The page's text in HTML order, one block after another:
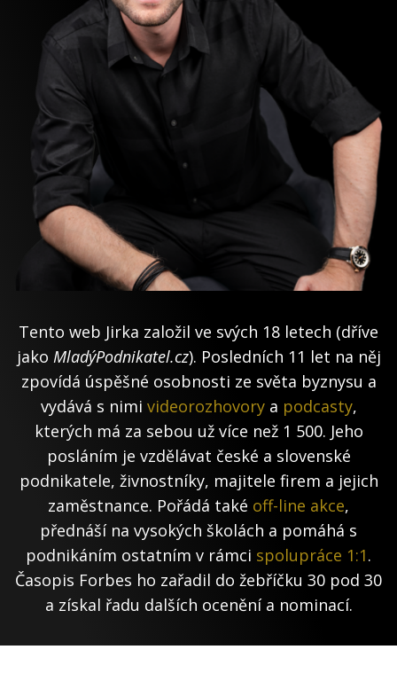
Tento web Jirka založil ve svých 18 letech (dříve
jako MladýPodnikatel.cz). Posledních 11 let na něj
zpovídá úspěšné osobnosti ze světa byznysu a
vydává s nimi videorozhovorya podcasty,
kterých má za sebou už více než 1 500. Jeho
posláním je vzdělávat české a slovenské
podnikatele, živnostníky, majitele firem a jejich
zaměstnance. Pořádá také off-line akce,
přednáší na vysokých školách a pomáhá s
podnikáním ostatním v rámci spolupráce 1:1.
Časopis Forbes ho zařadil do žebříčku 30 pod 30
a získal řadu dalších ocenění a nominací.